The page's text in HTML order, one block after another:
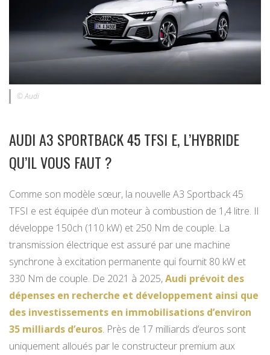
© Audi
AUDI A3 SPORTBACK 45 TFSI E, L’HYBRIDE
QU’IL VOUS FAUT ?
Comme son modèle sœur, la nouvelle A3 Sportback 45
TFSI e est équipée d’un moteur à combustion de 1,4 litre. Il
développe 150ch (110 kW) et 250 Nm de couple. La
transmission électrique est assuré par une machine
synchrone à excitation permanente qui fournit 80 kW et
330 Nm de couple. De 2021 à 2025,Audi prévoit des
dépenses en recherche et développement ainsi que
des investissements en immobilisations d’environ
35 milliards d’euros. Près de 17 milliards d’euros sont
uniquement alloués par le constructeur premium aux